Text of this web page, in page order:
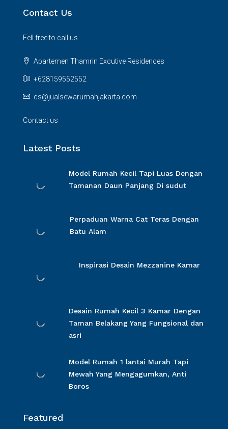
Contact Us
Fell free to call us
Apartemen Thamrin Excutive Residences
+628159552552
cs@jualsewarumahjakarta.com
Contact us
Latest Posts
Model Rumah Kecil Tapi Luas Dengan
Tamanan Daun Panjang Di sudut
Perpaduan Warna Cat Teras Dengan
Batu Alam
Inspirasi Desain Mezzanine Kamar
Desain Rumah Kecil 3 Kamar Dengan
Taman Belakang Yang Fungsional dan
asri
Model Rumah 1 lantai Murah Tapi
Mewah Yang Mengagumkan, Anti
Boros
Featured